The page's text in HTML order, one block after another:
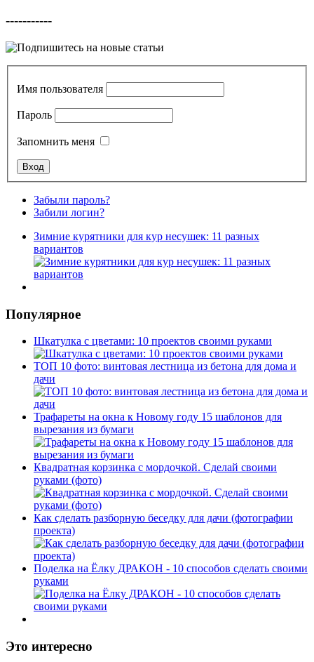
-----------
Имя пользователя
Пароль
Запомнить меня
Забыли пароль?
Забили логин?
Зимние курятники для кур несушек: 11 разных
вариантов
Популярное
Шкатулка с цветами: 10 проектов своими руками
ТОП 10 фото: винтовая лестница из бетона для дома и
дачи
Трафареты на окна к Новому году 15 шаблонов для
вырезания из бумаги
Квадратная корзинка с мордочкой. Сделай своими
руками (фото)
Как сделать разборную беседку для дачи (фотографии
проекта)
Поделка на Ёлку ДРАКОН - 10 способов сделать своими
руками
Это интересно